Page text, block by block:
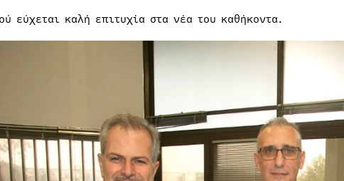
εύχεται καλή επιτυχία στα νέα του καθήκοντα.